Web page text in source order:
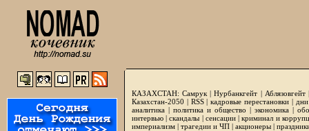
КАЗАХСТАН: Самрук |Нурбанкгейт | Аблязовгейт
Казахстан-2050 | RSS|кадровые перестановки|
аналитика | политика и общество | экономика |
интервью |скандалы | сенсации|криминал и
империализм | трагедии и ЧП | акционеры |